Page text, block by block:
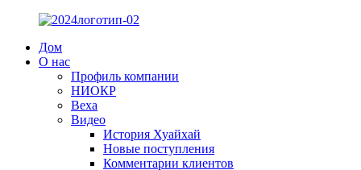
Дом
О нас
Профиль компании
НИОКР
Веха
Видео
История Хуайхай
Новые поступления
Комментарии клиентов